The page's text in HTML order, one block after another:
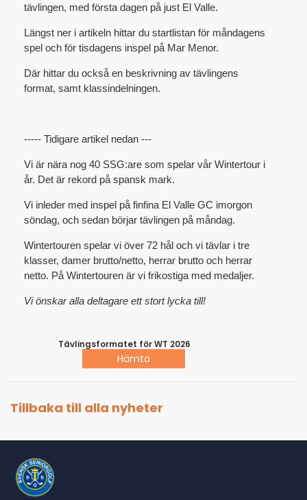
tävlingen, med första dagen på just El Valle.
Längst ner i artikeln hittar du startlistan för måndagens
spel och för tisdagens inspel på Mar Menor.
Där hittar du också en beskrivning av tävlingens
format, samt klassindelningen.
----- Tidigare artikel nedan ---
Vi är nära nog 40 SSG:are som spelar vår Wintertour i
år. Det är rekord på spansk mark.
Vi inleder med inspel på finfina El Valle GC imorgon
söndag, och sedan börjar tävlingen på måndag.
Wintertouren spelar vi över 72 hål och vi tävlar i tre
klasser, damer brutto/netto, herrar brutto och herrar
netto. På Wintertouren är vi frikostiga med medaljer.
Vi önskar alla deltagare ett stort lycka till!
Tävlingsformatet för WT 2026
Hämta
Tillbaka till alla nyheter